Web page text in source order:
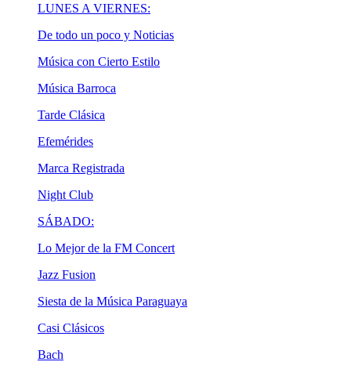
LUNES A VIERNES:
De todo un poco y Noticias
Música con Cierto Estilo
Música Barroca
Tarde Clásica
Efemérides
Marca Registrada
Night Club
SÁBADO:
Lo Mejor de la FM Concert
Jazz Fusion
Siesta de la Música Paraguaya
Casi Clásicos
Bach